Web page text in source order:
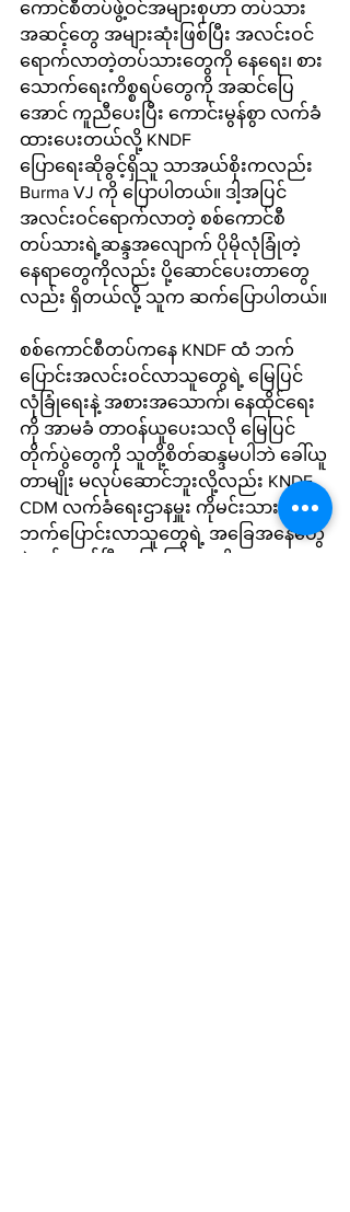
ကောင်စီတပ်ဖွဲ့ဝင်အများစုဟာ တပ်သား
အဆင့်တွေ အများဆုံးဖြစ်ပြီး အလင်းဝင်
ရောက်လာတဲ့တပ်သားတွေကို နေရေး၊ စား
သောက်ရေးကိစ္စရပ်တွေကို အဆင်ပြေ
အောင် ကူညီပေးပြီး ကောင်းမွန်စွာ လက်ခံ
ထားပေးတယ်လို့ KNDF
ပြောရေးဆိုခွင့်ရှိသူ သာအယ်စိုးကလည်း
Burma VJ ကို ပြောပါတယ်။ ဒါ့အပြင်
အလင်းဝင်ရောက်လာတဲ့ စစ်ကောင်စီ
တပ်သားရဲ့ဆန္ဒအလျောက် ပိုမိုလုံခြုံတဲ့
နေရာတွေကိုလည်း ပို့ဆောင်ပေးတာတွေ
လည်း ရှိတယ်လို့ သူက ဆက်ပြောပါတယ်။
စစ်ကောင်စီတပ်ကနေ KNDF ထံ ဘက်
ပြောင်းအလင်းဝင်လာသူတွေရဲ့ မြေပြင်
လုံခြုံရေးနဲ့ အစားအသောက်၊ နေထိုင်ရေး
ကို အာမခံ တာဝန်ယူပေးသလို မြေပြင်
တိုက်ပွဲတွေကို သူတို့စိတ်ဆန္ဒမပါဘဲ ခေါ်ယူ
တာမျိုး မလုပ်ဆောင်ဘူးလို့လည်း KNDF
CDM လက်ခံရေးဌာနမှူး ကိုမင်းသားက
ဘက်ပြောင်းလာသူတွေရဲ့ အခြေအနေတွေ